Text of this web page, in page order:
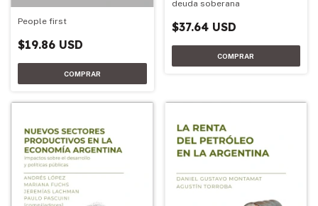
People first
$19.86 USD
deuda soberana
$37.64 USD